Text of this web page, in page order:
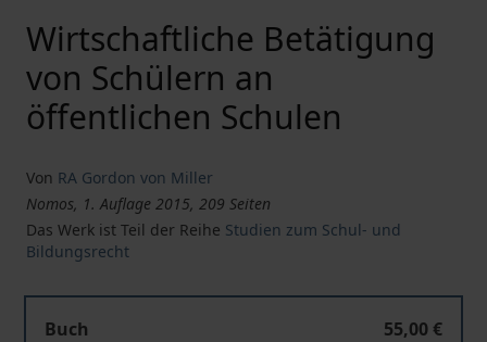
Wirtschaftliche Betätigung
von Schülern an
öffentlichen Schulen
Von RA Gordon von Miller
Nomos, 1. Auflage 2015, 209 Seiten
Das Werk ist Teil der Reihe Studien zum Schul- und
Bildungsrecht
Buch
55,00 €